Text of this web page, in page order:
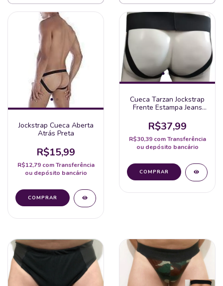
Jockstrap Cueca Aberta
Atrás Preta
R$15,99
R$12,79 com Transferência
ou depósito bancário
Cueca Tarzan Jockstrap
Frente Estampa Jeans
De Fora
R$37,99
R$30,39 com Transferência
ou depósito bancário